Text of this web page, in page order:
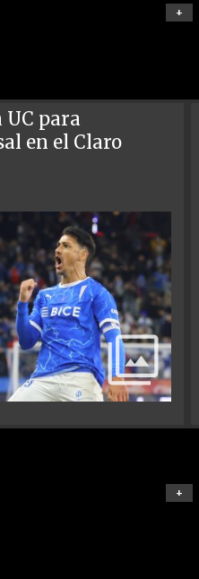
+
para
en el Claro
+